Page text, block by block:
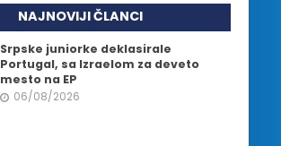
NAJNOVIJI ČLANCI
Srpske juniorke deklasirale
Portugal, sa Izraelom za deveto
mesto na EP
06/08/2026